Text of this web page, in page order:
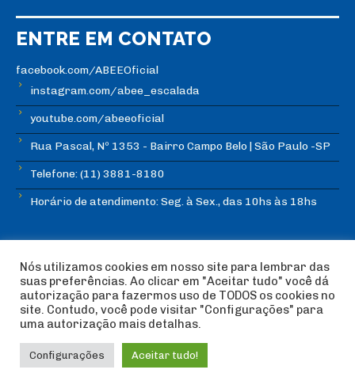
ENTRE EM CONTATO
facebook.com/ABEEOficial
instagram.com/abee_escalada
youtube.com/abeeoficial
Rua Pascal, Nº 1353 - Bairro Campo Belo | São Paulo -SP
Telefone: (11) 3881-8180
Horário de atendimento: Seg. à Sex., das 10hs às 18hs
© Copyright ABEE | Associação Brasileira de Escalada
Esportiva 2018 | Design:
Imagética Design
Nós utilizamos cookies em nosso site para lembrar das
suas preferências. Ao clicar em "Aceitar tudo" você dá
autorização para fazermos uso de TODOS os cookies no
site. Contudo, você pode visitar "Configurações" para
uma autorização mais detalhas.
Configurações Aceitar tudo!